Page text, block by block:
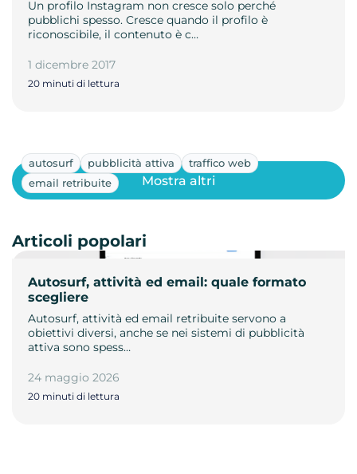
Un profilo Instagram non cresce solo perché
pubblichi spesso. Cresce quando il profilo è
riconoscibile, il contenuto è c…
1 dicembre 2017
20 minuti di lettura
autosurf pubblicità attiva
traffico web
email retribuite
Autosurf, attività ed email: quale formato
scegliere
Autosurf, attività ed email retribuite servono a
obiettivi diversi, anche se nei sistemi di pubblicità
attiva sono spess…
24 maggio 2026
20 minuti di lettura
Mostra altri
Articoli popolari